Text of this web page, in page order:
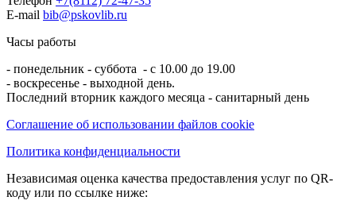
E-mail bib@pskovlib.ru
Часы работы
- понедельник - суббота - с 10.00 до 19.00
- воскресенье - выходной день.
Последний вторник каждого месяца - санитарный день
Соглашение об использовании файлов cookie
Политика конфиденциальности
Независимая оценка качества предоставления услуг по QR-
коду или по ссылке ниже: